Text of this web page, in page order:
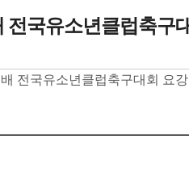
전국유소년클럽축구
전국유소년클럽축구대회 요